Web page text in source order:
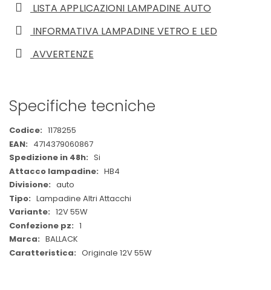
LISTA APPLICAZIONI LAMPADINE AUTO
INFORMATIVA LAMPADINE VETRO E LED
AVVERTENZE
Specifiche tecniche
Maggiori
Informazioni
1178255
4714379060867
Si
HB4
auto
Lampadine Altri Attacchi
12V 55W
1
BALLACK
Originale 12V 55W